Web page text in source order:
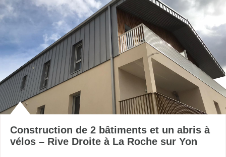
Construction de 2 bâtiments et un abris à
vélos – Rive Droite à La Roche sur Yon